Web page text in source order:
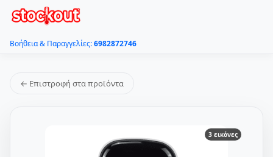
Βοήθεια & Παραγγελίες:6982872746
← Επιστροφή στα προϊόντα
3 εικόνες